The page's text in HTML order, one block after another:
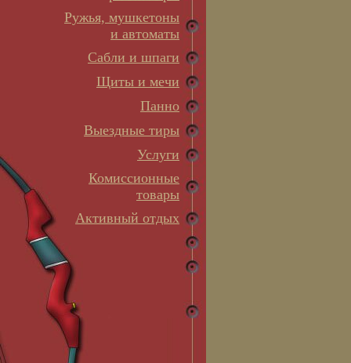
Ружья, мушкетоны
и автоматы
Сабли и шпаги
Щиты и мечи
Панно
Выездные тиры
Услуги
Комиссионные
товары
Активный отдых